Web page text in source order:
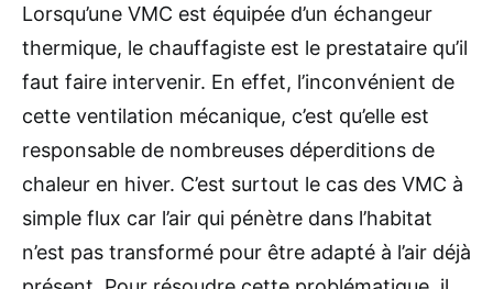
Lorsqu’une VMC est équipée d’un échangeur
thermique, le chauffagiste est le prestataire qu’il
faut faire intervenir. En effet, l’inconvénient de
cette ventilation mécanique, c’est qu’elle est
responsable de nombreuses déperditions de
chaleur en hiver. C’est surtout le cas des VMC à
simple flux car l’air qui pénètre dans l’habitat
n’est pas transformé pour être adapté à l’air déjà